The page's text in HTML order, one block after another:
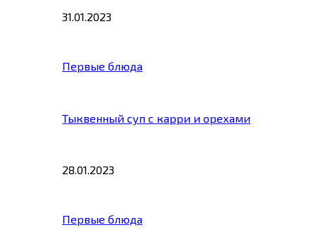
31.01.2023
Первые блюда
Тыквенный суп с карри и орехами
28.01.2023
Первые блюда